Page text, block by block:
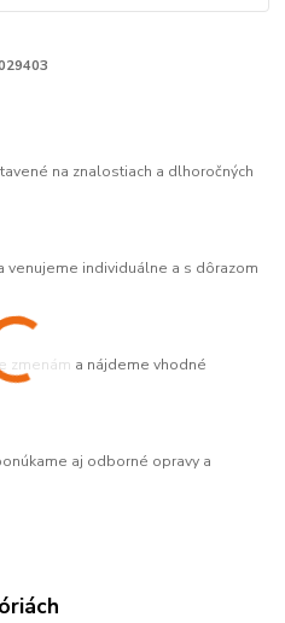
na znalostiach a dlhoročných
venujeme individuálne a s dôrazom
zmenám a nájdeme vhodné
aj odborné opravy a